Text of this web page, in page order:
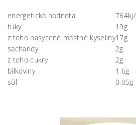
energetická hodnota
tuky
19g
z toho nasycené mastné kyseliny17g
sacharidy
2g
z toho cukry
2g
bílkoviny
1,6g
sůl
0,05g